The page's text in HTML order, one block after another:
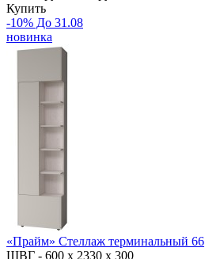
Купить
-10% До 31.08
новинка
«Прайм» Стеллаж терминальный 66
ШВГ - 600 х 2330 х 300